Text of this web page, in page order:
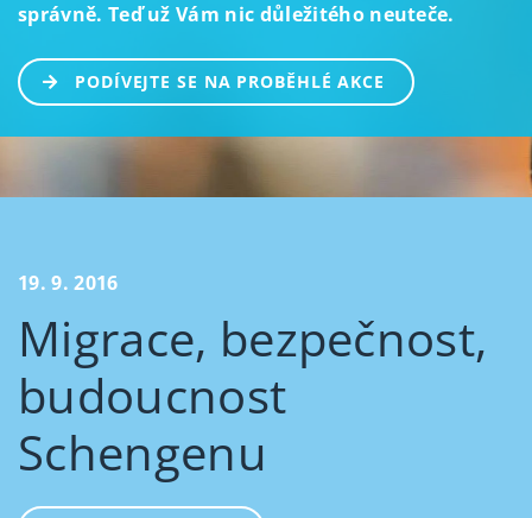
správně. Teď už Vám nic důležitého neuteče.
PODÍVEJTE SE NA PROBĚHLÉ AKCE
19. 9. 2016
Migrace, bezpečnost,
budoucnost
Schengenu